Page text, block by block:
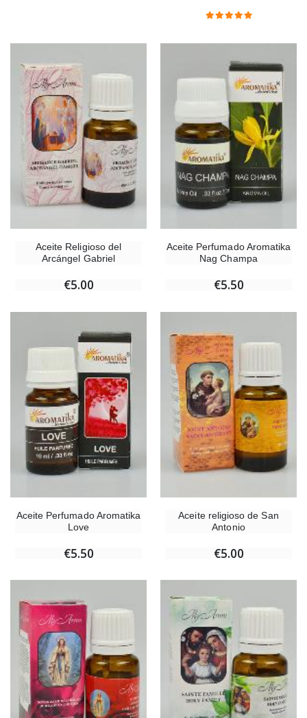
Aceite Religioso del
Arcángel Gabriel
€5.00
Aceite Perfumado Aromatika
Nag Champa
€5.50
Aceite Perfumado Aromatika
Love
€5.50
Aceite religioso de San
Antonio
€5.00